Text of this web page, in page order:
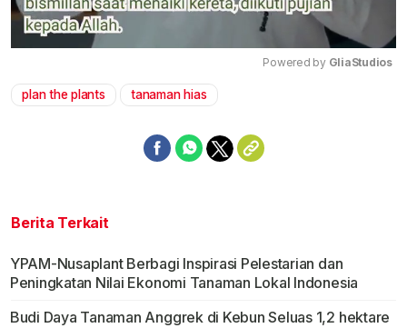
Powered by GliaStudios
plan the plants tanaman hias
Berita Terkait
YPAM-Nusaplant Berbagi Inspirasi Pelestarian dan
Peningkatan Nilai Ekonomi Tanaman Lokal Indonesia
Budi Daya Tanaman Anggrek di Kebun Seluas 1,2 hektare